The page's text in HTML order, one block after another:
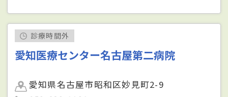
診療時間外
愛知医療センター名古屋第二病院
愛知県名古屋市昭和区妙見町2-9